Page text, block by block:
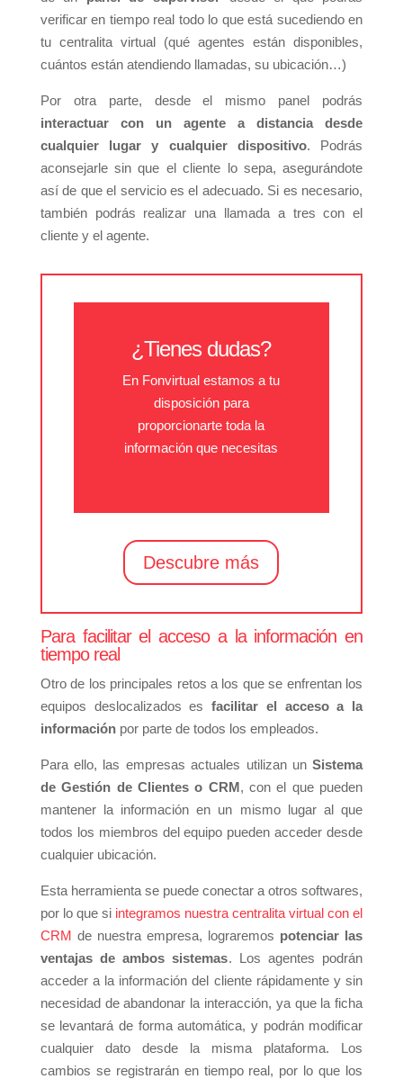
verificar en tiempo real todo lo que está sucediendo en
tu centralita virtual (qué agentes están disponibles,
cuántos están atendiendo llamadas, su ubicación…)
Por otra parte, desde el mismo panel podrás
interactuar con un agente a distancia desde
cualquier lugar y cualquier dispositivo. Podrás
aconsejarle sin que el cliente lo sepa, asegurándote
así de que el servicio es el adecuado. Si es necesario,
también podrás realizar una llamada a tres con el
cliente y el agente.
¿Tienes dudas?
En Fonvirtual estamos a tu
disposición para
proporcionarte toda la
información que necesitas
Descubre más
Para facilitar el acceso a la información en
tiempo real
Otro de los principales retos a los que se enfrentan los
equipos deslocalizados esfacilitar el acceso a la
información por parte de todos los empleados.
Para ello, las empresas actuales utilizan unSistema
de Gestión de Clientes o CRM, con el que pueden
mantener la información en un mismo lugar al que
todos los miembros del equipo pueden acceder desde
cualquier ubicación.
Esta herramienta se puede conectar a otros softwares,
por lo que si integramos nuestra centralita virtual con el
CRM de nuestra empresa, lograremos potenciar las
ventajas de ambos sistemas. Los agentes podrán
acceder a la información del cliente rápidamente y sin
necesidad de abandonar la interacción, ya que la ficha
se levantará de forma automática, y podrán modificar
cualquier dato desde la misma plataforma. Los
cambios se registrarán en tiempo real, por lo que los